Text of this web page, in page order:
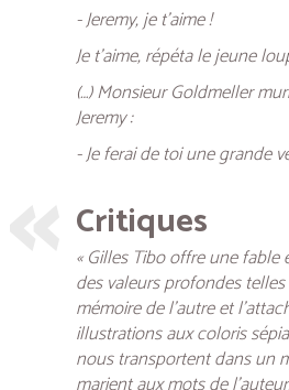
- Jeremy, je t’aime !
Je t’aime, répéta le jeune
(…) Monsieur Goldmeller
Jeremy :
- Je ferai de toi une grande
Critiques
« Gilles Tibo offre une
des valeurs profondes telles
mémoire de l’autre et
illustrations aux coloris
nous transportent dans un